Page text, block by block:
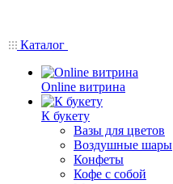
Каталог
Online витрина
К букету
Вазы для цветов
Воздушные шары
Конфеты
Кофе с собой